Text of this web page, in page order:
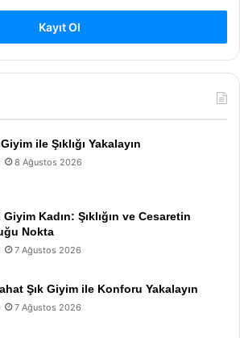
Kayıt Ol
ile Şıklığı Yakalayın
8 Ağustos 2026
Kadın: Şıklığın ve Cesaretin
Nokta
7 Ağustos 2026
Şık Giyim ile Konforu Yakalayın
7 Ağustos 2026